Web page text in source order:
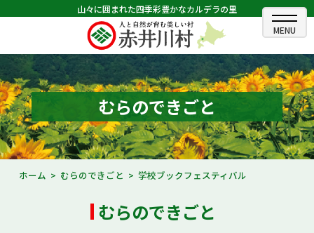
山々に囲まれた四季彩豊かなカルデラの里
ホーム
むらのできごと
むらのプロフィール
くらしの情報
むらのできごと
ホーム むらのできごと 学校ブックフェスティバル
むらのできごと